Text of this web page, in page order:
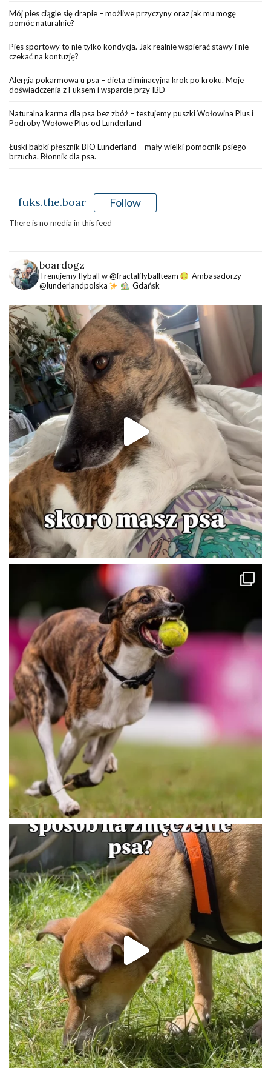
Mój pies ciągle się drapie – możliwe przyczyny oraz jak mu mogę
pomóc naturalnie?
Pies sportowy to nie tylko kondycja. Jak realnie wspierać stawy i nie
czekać na kontuzję?
Alergia pokarmowa u psa – dieta eliminacyjna krok po kroku. Moje
doświadczenia z Fuksem i wsparcie przy IBD
Naturalna karma dla psa bez zbóż – testujemy puszki Wołowina Plus i
Podroby Wołowe Plus od Lunderland
Łuski babki płesznik BIO Lunderland – mały wielki pomocnik psiego
brzucha. Błonnik dla psa.
fuks.the.boar Follow
There is no media in this feed
boardogz
Trenujemy flyball w @fractalflyballteam
Ambasadorzy
@lunderlandpolska
Gdańsk